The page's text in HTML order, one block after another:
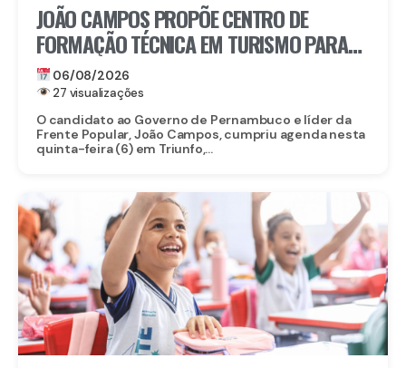
JOÃO CAMPOS PROPÕE CENTRO DE
FORMAÇÃO TÉCNICA EM TURISMO PARA
FORTALECER TRIUNFO
06/08/2026
27 visualizações
O candidato ao Governo de Pernambuco e líder da
Frente Popular, João Campos, cumpriu agenda nesta
quinta-feira (6) em Triunfo,...